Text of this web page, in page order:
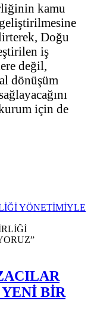
kamu
Doğu
iş
değil,
dönüşüm
için de
YÖNETİMİYLE
BİR